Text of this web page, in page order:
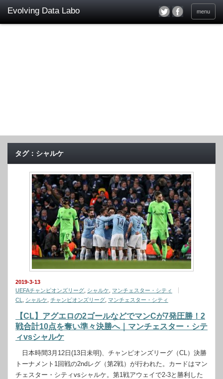
menu
タグ：シャルケ
2019-3-13
UEFAチャンピオンズリーグ シャルケ
マンチェスター・シティ
CL
シャルケ チャンピオンズリーグ マンチェスター・シティ
【CL】アグエロの2ゴールなどでマンCが7発圧勝！2
戦合計10点を奪い準々決勝へ｜マンチェスター・シテ
ィvsシャルケ
日本時間3月12日(13日未明)、チャンピオンズリーグ（CL）決勝
トーナメント1回戦の2ndレグ（第2戦）が行われた。カードはマン
チェスター・シティvsシャルケ。第1戦アウェイで2-3と勝利した